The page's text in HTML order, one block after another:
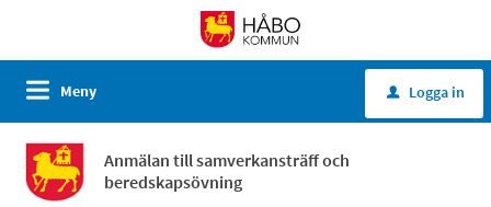
Meny u Logga in
Anmälan till samverkansträff och
beredskapsövning